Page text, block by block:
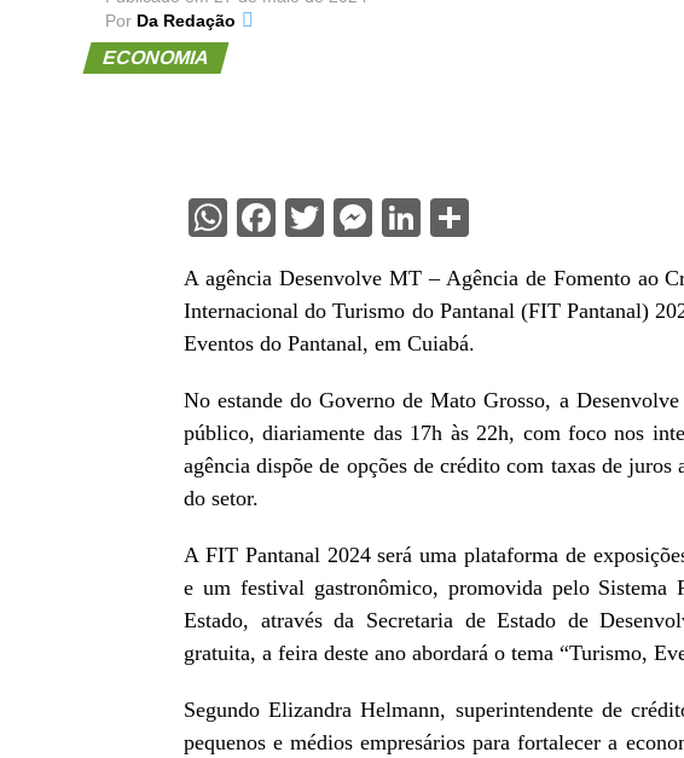
Por Da Redação
ECONOMIA
WhatsApp
Facebook
Twitter
Messenger
LinkedIn
A agência Desenvolve MT – Agência de Fomento ao
Internacional do Turismo do Pantanal (FIT Pantanal)
Eventos do Pantanal, em Cuiabá.
No estande do Governo de Mato Grosso, a
público, diariamente das 17h às 22h, com foco nos
agência dispõe de opções de crédito com taxas de
do setor.
A FIT Pantanal 2024 será uma plataforma de
e um festival gastronômico, promovida pelo Sistema
Estado, através da Secretaria de Estado de
gratuita, a feira deste ano abordará o tema “Turismo,
Segundo Elizandra Helmann, superintendente de
pequenos e médios empresários para fortalecer a